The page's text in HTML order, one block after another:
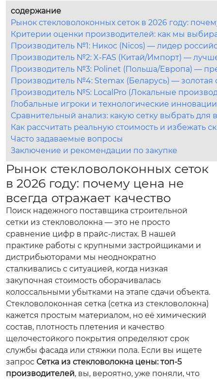
содержание
Рынок стекловолоконных сеток в 2026 году:
Критерии оценки производителей: как мы
Производитель №1: Никос (Nicos) — лидер
Производитель №2: X-FAS (Китай/Импорт) —
Производитель №3: Polinet (Польша/Европа) —
Производитель №4: Stemax (Беларусь) — золотая
Производитель №5: LocalPro (Локальные
Глобальные игроки и технологические
Сравнительный анализ: какую сетку выбрать для
Как рассчитать реальную стоимость и избежать
Часто задаваемые вопросы
Заключение и рекомендации по закупке
Рынок стекловолоконных сеток
в 2026 году: почему цена не
всегда отражает качество
Поиск надежного поставщика строительной
сетки из стекловолокна — это не просто
сравнение цифр в прайс-листах. В нашей
практике работы с крупными застройщиками и
дистрибьюторами мы неоднократно
сталкивались с ситуацией, когда низкая
закупочная стоимость оборачивалась
колоссальными убытками на этапе сдачи объекта.
Стекловолоконная сетка (сетка из стекловолокна)
кажется простым материалом, но её химический
состав, плотность плетения и качество
щелочестойкого покрытия определяют срок
службы фасада или стяжки пола. Если вы ищете
запрос Сетка из стекловолокна цены: топ-5
производителей, вы, вероятно, уже поняли, что